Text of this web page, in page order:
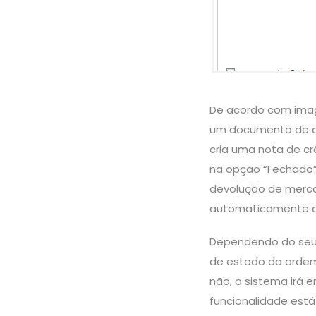
De acordo com
um documento de
cria uma nota de
na opção
devolução de
automaticamente
Dependendo do
de estado da
não, o sistema irá
funcionalidade